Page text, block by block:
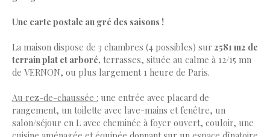
Une carte postale au gré des saisons !
La maison dispose de 3 chambres (4 possibles) sur 2581 m2 de
terrain plat et arboré, terrasses, située au calme à 12/15 mn
de VERNON, ou plus largement 1 heure de Paris.
Au rez-de-chaussée : une entrée avec placard de
rangement, un toilette avec lave-mains et fenêtre, un
salon/séjour en L avec cheminée à foyer ouvert, couloir, une